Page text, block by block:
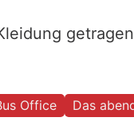
Office Das